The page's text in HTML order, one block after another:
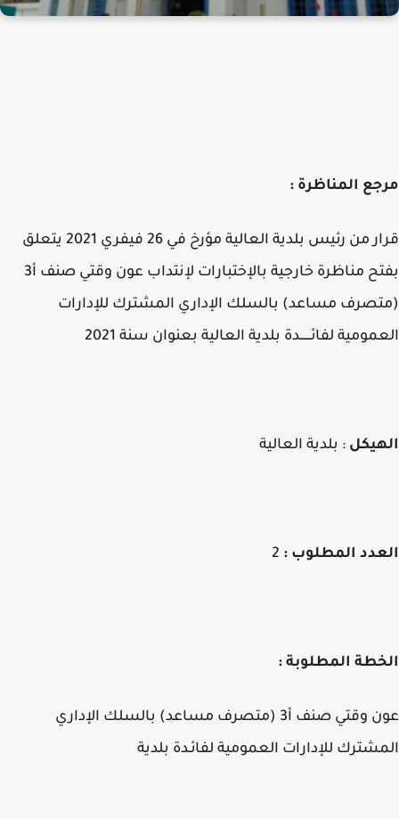
المناظرة :
قرار من رئيس بلدية العالية مؤرخ في 26 فيفري 2021 يتعلق
بفتح مناظرة خارجية بالإختبارات لإنتداب عون وقتي صنف أ3
مساعد) بالسلك الإداري المشترك للإدارات
لفائــــــدة بلدية العالية بعنوان سنة 2021
: بلدية العالية
المطلوب :2
المطلوبة :
عون وقتي صنف أ3 (متصرف مساعد) بالسلك الإداري
للإدارات العمومية لفائـدة بلدية